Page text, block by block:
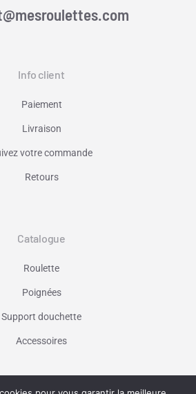
Info client
Paiement
Livraison
votre commande
Retours
Catalogue
Roulette
Poignées
Support douchette
Accessoires